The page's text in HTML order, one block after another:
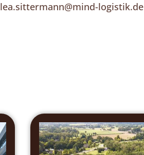
lea.sittermann@mind-logistik.de